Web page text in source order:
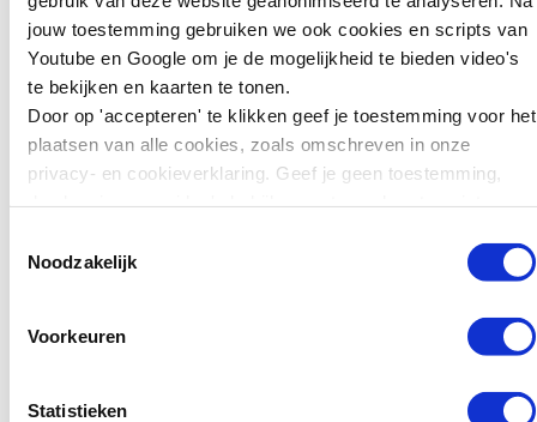
jouw toestemming gebruiken we ook cookies en scripts van
Youtube en Google om je de mogelijkheid te bieden video's
te bekijken en kaarten te tonen.
Door op 'accepteren' te klikken geef je toestemming voor het
plaatsen van alle cookies, zoals omschreven in onze
privacy- en cookieverklaring. Geef je geen toestemming,
Noodzakelijk
Voorkeuren
Statistieken
Begrip, contact en
samenwerking
Beide hulpmiddelen zijn ontwikkeld
om ouders en professionals te
ondersteunen in het gesprek over
de digitale leefwereld van
verandert en waar begrip en
Emoji lijst
Zweden wil jonge
tieners die ernstige
misdrijven plegen
zwaarder kunnen
straffen. Jongeren van
15 tot en met 17 jaar
kunnen daar sinds kort